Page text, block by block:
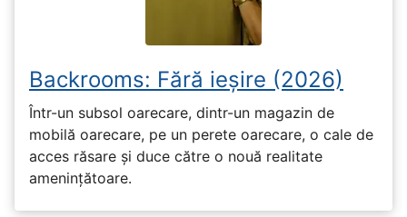
Backrooms: Fără ieșire (2026)
Într-un subsol oarecare, dintr-un magazin de
mobilă oarecare, pe un perete oarecare, o cale de
acces răsare și duce către o nouă realitate
amenințătoare.